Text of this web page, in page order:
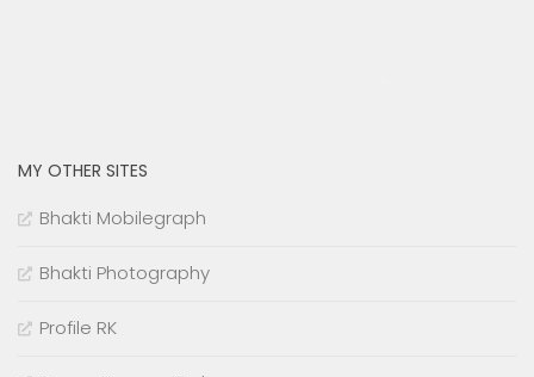
MY OTHER SITES
Bhakti Mobilegraph
Bhakti Photography
Profile RK